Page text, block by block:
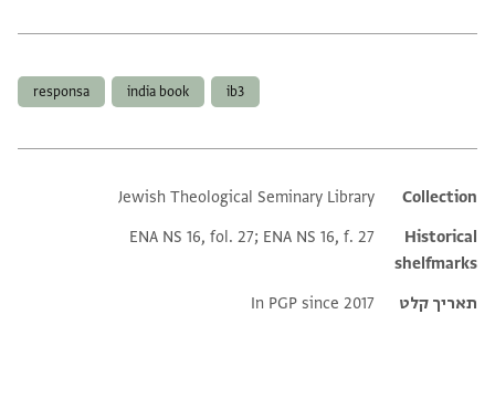
ib3
india book
responsa
Additional metadata
Collection
Jewish Theological Seminary Library
Historical
shelfmarks
ENA NS 16, fol. 27; ENA NS 16, f. 27
תאריך קלט In PGP since 2017